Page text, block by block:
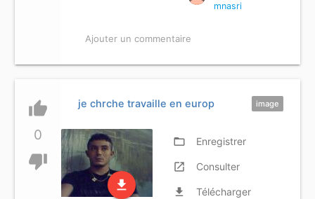
mnasri
Ajouter un commentaire
thumb_up
0
thumb_down
image
je chrche travaille en europ
file_download
folder_open Enregistrer
launch Consulter
file_download Télécharger